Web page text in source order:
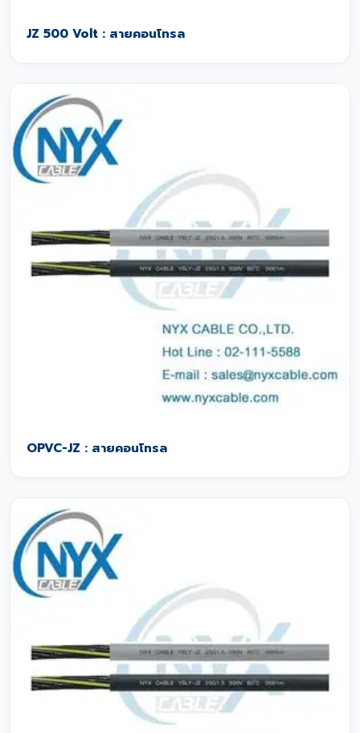
JZ 500 Volt : สายคอนโทรล
OPVC-JZ : สายคอนโทรล